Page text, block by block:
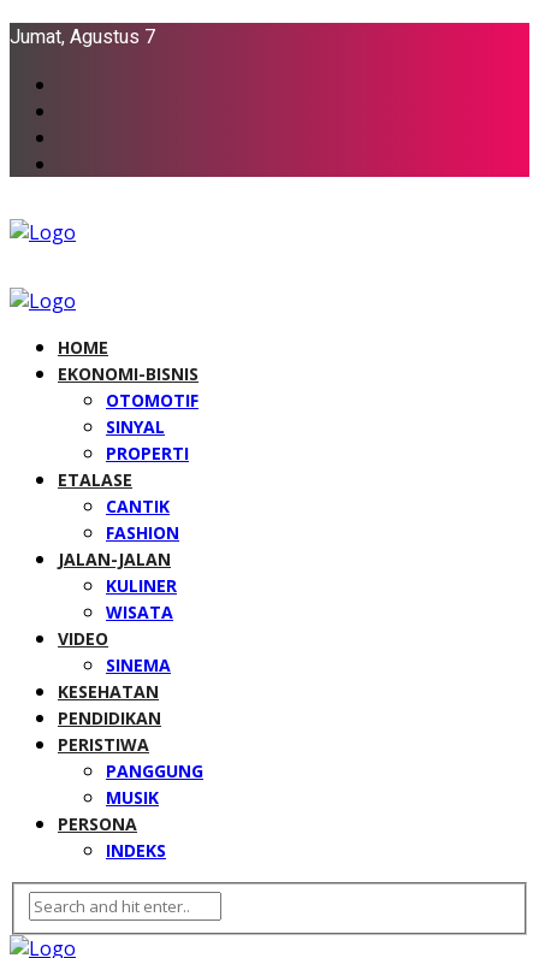
Jumat, Agustus 7
HOME
EKONOMI-BISNIS
OTOMOTIF
SINYAL
PROPERTI
ETALASE
CANTIK
FASHION
JALAN-JALAN
KULINER
WISATA
VIDEO
SINEMA
KESEHATAN
PENDIDIKAN
PERISTIWA
PANGGUNG
MUSIK
PERSONA
INDEKS